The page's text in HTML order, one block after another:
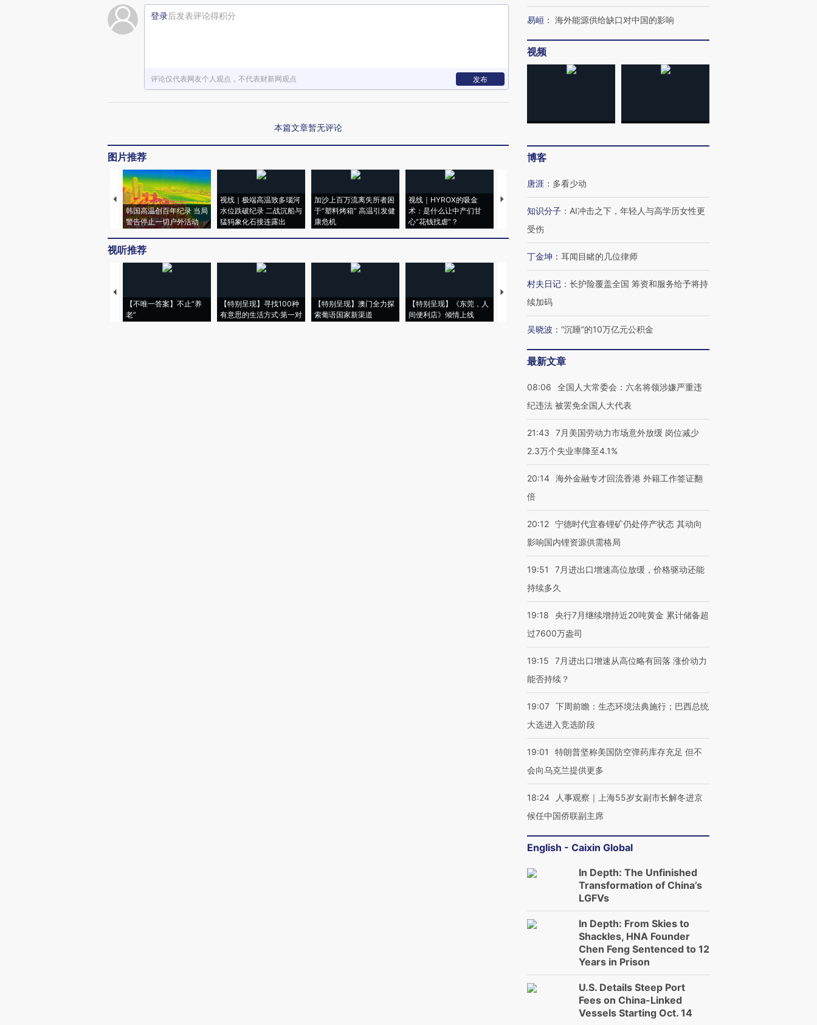
登录后发表评论得积分
评论仅代表网友个人观点，不代表财新网观点 发布
本篇文章暂无评论
图片推荐
韩国高温创百年纪录 当局
警告停止一切户外活动
视线｜极端高温致多瑙河
水位跌破纪录 二战沉船与
猛犸象化石接连露出
加沙上百万流离失所者困
于“塑料烤箱” 高温引发健
康危机
视线｜HYROX的吸金
术：是什么让中产们甘
心“花钱找虐”？
马航飞行员跨国走私7万
粒摇头丸 尿检体内含3种
视线｜被称为“蟑螂”的印
度Z世代 用街头抗争将教
视线｜“入侵”还是“人道危
机”？难民潮撕裂西班牙
视听推荐
【不唯一答案】不止“养
老”
【特别呈现】寻找100种
有意思的生活方式·第一对
【特别呈现】澳门全力探
索葡语国家新渠道
【特别呈现】《东莞，人
间便利店》倾情上线
【推广】走进第四届链博
会，让数智科技“链”接产
有意思的生活方式·第三对
住三大增长引擎是什么？
易峘 ： 海外能源供给缺口对中国的影响
视频
博客
唐涯 ： 多看少动
知识分子 ： AI冲击之下，年轻人与高学历女性更
受伤
丁金坤 ： 耳闻目睹的几位律师
村夫日记 ： 长护险覆盖全国 筹资和服务给予将持
续加码
吴晓波 ： “沉睡”的10万亿元公积金
最新文章
08:06
全国人大常委会：六名将领涉嫌严重违
纪违法 被罢免全国人大代表
21:43
7月美国劳动力市场意外放缓 岗位减少
2.3万个失业率降至4.1%
20:14 海外金融专才回流香港 外籍工作签证翻
倍
20:12 宁德时代宜春锂矿仍处停产状态 其动向
影响国内锂资源供需格局
19:51
7月进出口增速高位放缓，价格驱动还能
持续多久
19:18
央行7月继续增持近20吨黄金 累计储备超
过7600万盎司
19:15
7月进出口增速从高位略有回落 涨价动力
能否持续？
19:07 下周前瞻：生态环境法典施行；巴西总统
大选进入竞选阶段
19:01
特朗普坚称美国防空弹药库存充足 但不
会向乌克兰提供更多
18:24
人事观察｜上海55岁女副市长解冬进京
候任中国侨联副主席
English - Caixin Global
In Depth: The Unfinished
Transformation of China’s
LGFVs
In Depth: From Skies to
Shackles, HNA Founder
Chen Feng Sentenced to 12
Years in Prison
U.S. Details Steep Port
Fees on China-Linked
Vessels Starting Oct. 14